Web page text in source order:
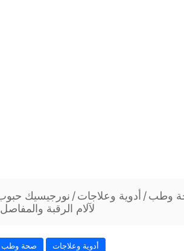
وطب/ أدوية وعلاجات/
لآلام الرقبة والمفاصل
أدوية وعلاجات صحة وطب